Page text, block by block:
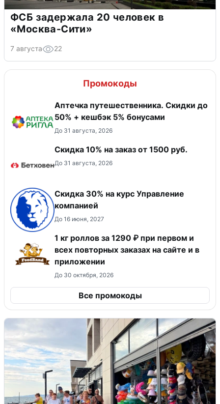
ФСБ задержала 20 человек в
«Москва-Сити»
7 августа 22
Промокоды
Аптечка путешественника. Скидки до
50% + кешбэк 5% бонусами
До 31 августа, 2026
Скидка 10% на заказ от 1500 руб.
До 31 августа, 2026
Скидка 30% на курс Управление
компанией
До 16 июня, 2027
1 кг роллов за 1290 ₽ при первом и
всех повторных заказах на сайте и в
приложении
До 30 октября, 2026
Все промокоды